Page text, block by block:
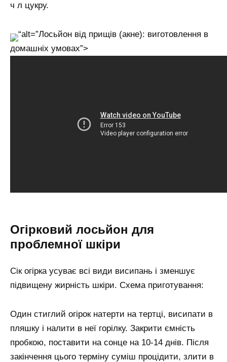
ч л цукру.
“alt=”Лосьйон від прищів (акне): виготовлення в
домашніх умовах”>
Огірковий лосьйон для
проблемної шкіри
Сік огірка усуває всі види висипань і зменшує
підвищену жирність шкіри. Схема приготування:
Один стиглий огірок натерти на тертці, висипати в
пляшку і налити в неї горілку. Закрити ємність
пробкою, поставити на сонце на 10-14 днів. Після
закінчення цього терміну суміш процідити, злити в